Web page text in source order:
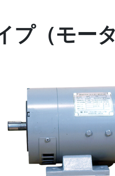
プ（モータ